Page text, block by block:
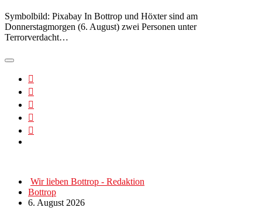
Symbolbild: Pixabay In Bottrop und Höxter sind am
Donnerstagmorgen (6. August) zwei Personen unter
Terrorverdacht…
Wir lieben Bottrop - Redaktion
Bottrop
6. August 2026